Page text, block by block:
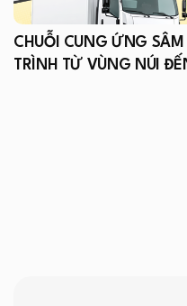
CHUỖI CUNG ỨNG
TRÌNH TỪ VÙNG NÚI